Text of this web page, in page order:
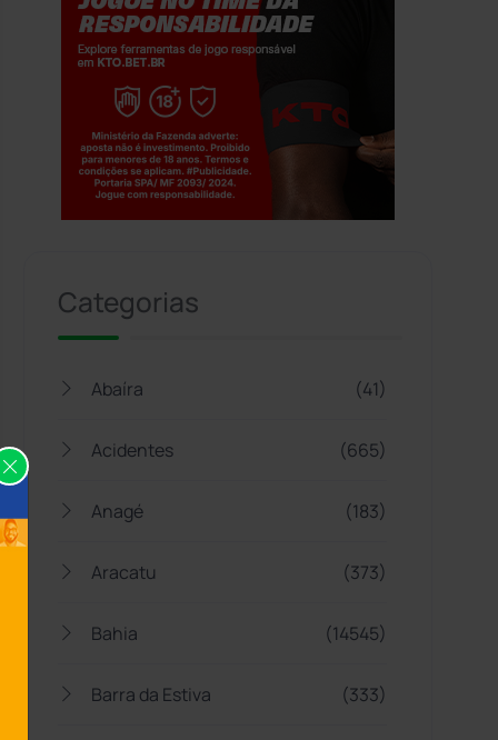
Categorias
Abaíra (41)
Acidentes (665)
Anagé (183)
Aracatu (373)
Bahia (14545)
Barra da Estiva (333)